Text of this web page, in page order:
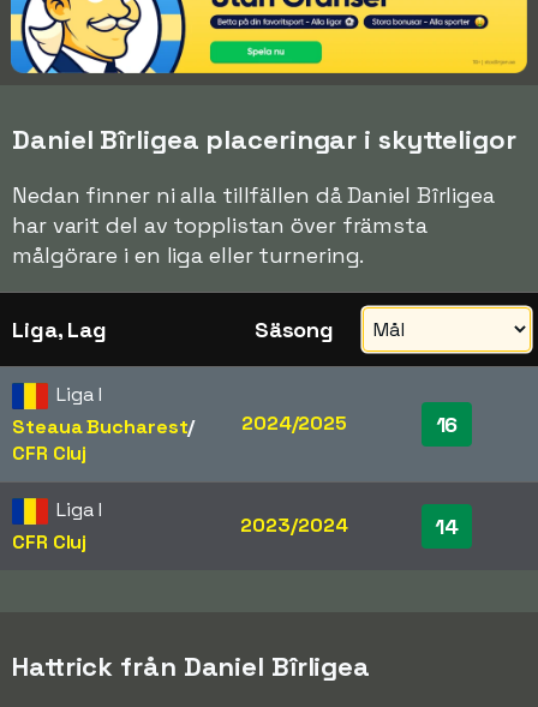
Daniel Bîrligea placeringar i skytteligor
Nedan finner ni alla tillfällen då Daniel Bîrligea
har varit del av topplistan över främsta
målgörare i en liga eller turnering.
Liga, Lag Säsong
Liga I
Steaua Bucharest/​
CFR Cluj
2024/2025 16
Liga I
CFR Cluj
2023/2024 14
Hattrick från Daniel Bîrligea